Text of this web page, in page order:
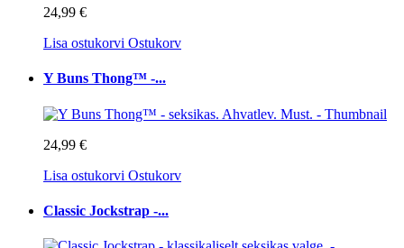
24,99 €
Lisa ostukorvi Ostukorv
Y Buns Thong™ -...
24,99 €
Lisa ostukorvi Ostukorv
Classic Jockstrap -...